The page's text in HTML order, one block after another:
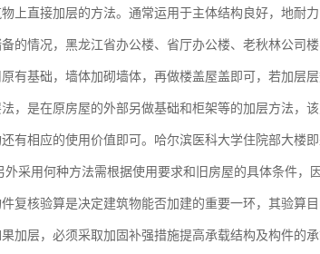
上直接加层的方法。通常运用于主体结构良好，地耐
的情况，黑龙江省办公楼、省厅办公楼、老秋林公司
有基础，墙体加砌墙体，再做楼盖屋盖即可，若加层
，是在原房屋的外部另做基础和柜架等的加层方法，
有相应的使用价值即可。哈尔滨医科大学住院部大楼
外采用何种方法需根据使用要求和旧房屋的具体条件，
复核验算是决定建筑物能否加建的重要一环，其验算
加层，必须采取加固补强措施提高承载结构及构件的